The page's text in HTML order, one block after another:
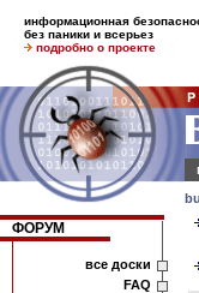
информационная
без паники и всерьез
подробно о проекте
ФОРУМ
все доски
FAQ